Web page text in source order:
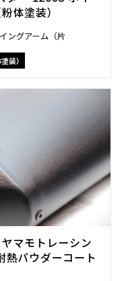
体塗装）
ングアーム（片
装）
マモトレーシン
熱パウダーコート